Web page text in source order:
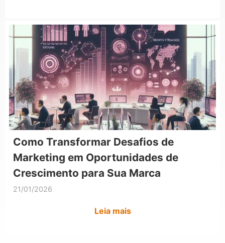
Como Transformar Desafios de
Marketing em Oportunidades de
Crescimento para Sua Marca
21/01/2026
Leia mais